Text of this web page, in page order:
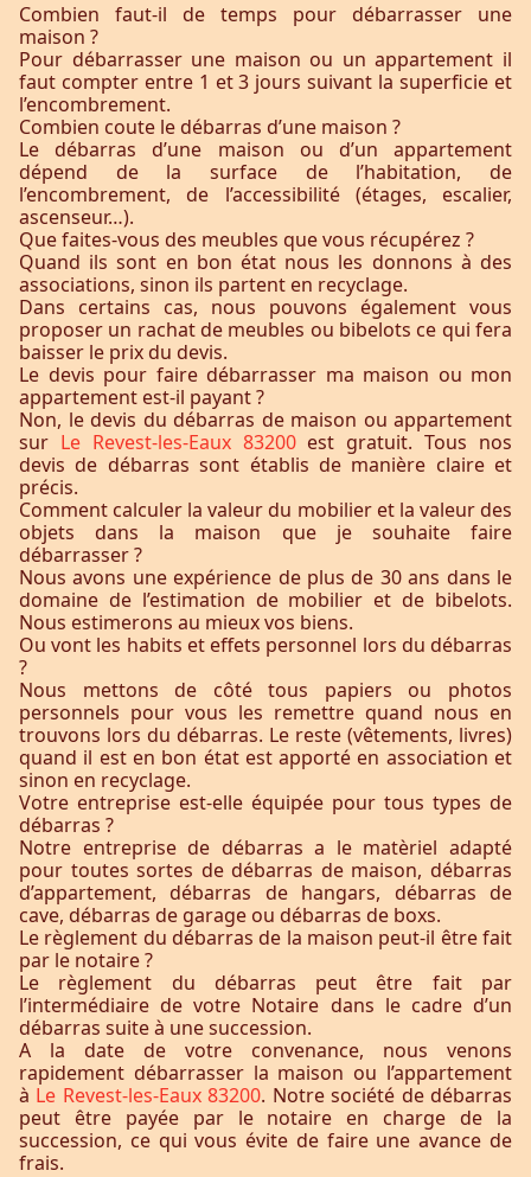
Combien faut-il de temps pour débarrasser une
maison ?
Pour débarrasser une maison ou un appartement il
faut compter entre 1 et 3 jours suivant la superficie et
l’encombrement.
Combien coute le débarras d’une maison ?
Le débarras d’une maison ou d’un appartement
dépend de la surface de l’habitation, de
l’encombrement, de l’accessibilité (étages, escalier,
ascenseur…).
Que faites-vous des meubles que vous récupérez ?
Quand ils sont en bon état nous les donnons à des
associations, sinon ils partent en recyclage.
Dans certains cas, nous pouvons également vous
proposer un rachat de meubles ou bibelots ce qui fera
baisser le prix du devis.
Le devis pour faire débarrasser ma maison ou mon
appartement est-il payant ?
Non, le devis du débarras de maison ou appartement
sur Le Revest-les-Eaux 83200 est gratuit. Tous nos
devis de débarras sont établis de manière claire et
précis.
Comment calculer la valeur du mobilier et la valeur des
objets dans la maison que je souhaite faire
débarrasser ?
Nous avons une expérience de plus de 30 ans dans le
domaine de l’estimation de mobilier et de bibelots.
Nous estimerons au mieux vos biens.
Ou vont les habits et effets personnel lors du débarras
?
Nous mettons de côté tous papiers ou photos
personnels pour vous les remettre quand nous en
trouvons lors du débarras. Le reste (vêtements, livres)
quand il est en bon état est apporté en association et
sinon en recyclage.
Votre entreprise est-elle équipée pour tous types de
débarras ?
Notre entreprise de débarras a le matèriel adapté
pour toutes sortes de débarras de maison, débarras
d’appartement, débarras de hangars, débarras de
cave, débarras de garage ou débarras de boxs.
Le règlement du débarras de la maison peut-il être fait
par le notaire ?
Le règlement du débarras peut être fait par
l’intermédiaire de votre Notaire dans le cadre d’un
débarras suite à une succession.
A la date de votre convenance, nous venons
rapidement débarrasser la maison ou l’appartement
à Le Revest-les-Eaux 83200. Notre société de débarras
peut être payée par le notaire en charge de la
succession, ce qui vous évite de faire une avance de
frais.